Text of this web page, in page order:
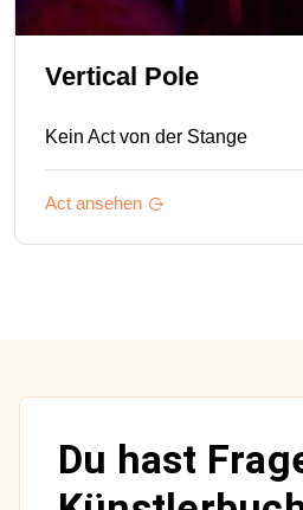
Vertical Pole
Kein Act von der Stange
Act ansehen
Du hast